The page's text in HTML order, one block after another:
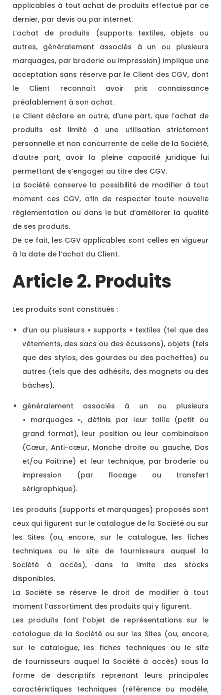
applicables à tout achat de produits effectué par ce
dernier, par devis ou par internet.
L’achat de produits (supports textiles, objets ou
autres, généralement associés à un ou plusieurs
marquages, par broderie ou impression) implique une
acceptation sans réserve par le Client des CGV, dont
le Client reconnaît avoir pris connaissance
préalablement à son achat.
Le Client déclare en outre, d’une part, que l’achat de
produits est limité à une utilisation strictement
personnelle et non concurrente de celle de la Société,
d’autre part, avoir la pleine capacité juridique lui
permettant de s’engager au titre des CGV.
La Société conserve la possibilité de modifier à tout
moment ces CGV, afin de respecter toute nouvelle
réglementation ou dans le but d’améliorer la qualité
de ses produits.
De ce fait, les CGV applicables sont celles en vigueur
à la date de l’achat du Client.
Article 2. Produits
Les produits sont constitués :
d’un ou plusieurs « supports » textiles (tel que des
vêtements, des sacs ou des écussons), objets (tels
que des stylos, des gourdes ou des pochettes) ou
autres (tels que des adhésifs, des magnets ou des
bâches),
généralement associés à un ou plusieurs
« marquages », définis par leur taille (petit ou
grand format), leur position ou leur combinaison
(Cœur, Anti-cœur, Manche droite ou gauche, Dos
et/ou Poitrine) et leur technique, par broderie ou
impression (par flocage ou transfert
sérigraphique).
Les produits (supports et marquages) proposés sont
ceux qui figurent sur le catalogue de la Société ou sur
les Sites (ou, encore, sur le catalogue, les fiches
techniques ou le site de fournisseurs auquel la
Société à accès), dans la limite des stocks
disponibles.
La Société se réserve le droit de modifier à tout
moment l’assortiment des produits qui y figurent.
Les produits font l’objet de représentations sur le
catalogue de la Société ou sur les Sites (ou, encore,
sur le catalogue, les fiches techniques ou le site
de fournisseurs auquel la Société à accès) sous la
forme de descriptifs reprenant leurs principales
caractéristiques techniques (référence ou modèle,